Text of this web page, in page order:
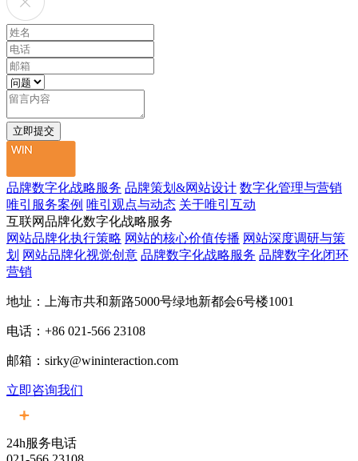
品牌数字化战略服务 品牌策划&网站设计 数字化管理与营销
唯引服务案例 唯引观点与动态 关于唯引互动
互联网品牌化数字化战略服务
网站品牌化执行策略 网站的核心价值传播 网站深度调研与策
划 网站品牌化视觉创意 品牌数字化战略服务 品牌数字化闭环
营销
地址：上海市共和新路5000号绿地新都会6号楼1001
电话：+86 021-566 23108
邮箱：sirky@wininteraction.com
立即咨询我们
24h服务电话